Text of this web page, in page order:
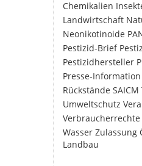
Chemikalien
Landwirtschaft
Neonikotinoide
Pestizid-Brief
Pestizidhersteller
Presse-Information
Rückstände SAICM
Umweltschutz
Verbraucherrechte
Wasser Zulassung
Landbau